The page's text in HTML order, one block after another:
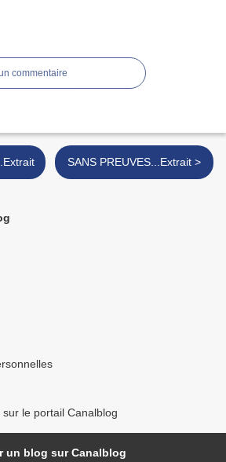
commentaire
SANS PREUVES...Extrait >
le portail Canalblog
un blog sur Canalblog